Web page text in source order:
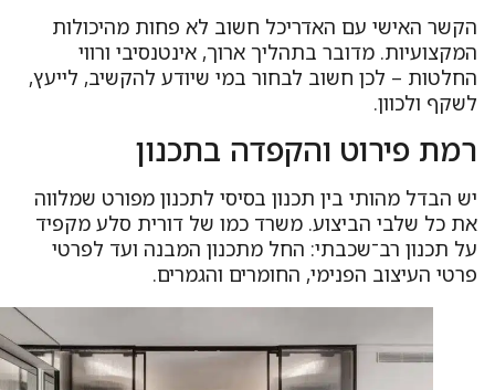
האישי עם האדריכל חשוב לא פחות מהיכולות
מדובר בתהליך ארוך, אינטנסיבי ורווי
– לכן חשוב לבחור במי שיודע להקשיב, לייעץ,
ולכוון.
פירוט והקפדה בתכנון
הבדל מהותי בין תכנון בסיסי לתכנון מפורט שמלווה
כל שלבי הביצוע. משרד כמו של דורית סלע מקפיד
תכנון רב־שכבתי: החל מתכנון המבנה ועד לפרטי
העיצוב הפנימי, החומרים והגמרים.